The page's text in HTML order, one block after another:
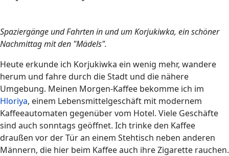
Spaziergänge und Fahrten in und um Korjukiwka, ein schöner
Nachmittag mit den "Mädels".
Heute erkunde ich Korjukiwka ein wenig mehr, wandere
herum und fahre durch die Stadt und die nähere
Umgebung. Meinen Morgen-Kaffee bekomme ich im
Hloriya, einem Lebensmittelgeschäft mit modernem
Kaffeeautomaten gegenüber vom Hotel. Viele Geschäfte
sind auch sonntags geöffnet. Ich trinke den Kaffee
draußen vor der Tür an einem Stehtisch neben anderen
Männern, die hier beim Kaffee auch ihre Zigarette rauchen.